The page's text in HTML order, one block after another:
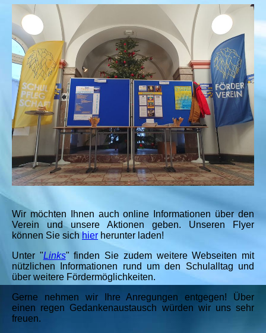
Wir möchten Ihnen auch online Informationen über den
Verein und unsere Aktionen geben. Unseren Flyer
können Sie sichhier herunter laden!
Unter "Links" finden Sie zudem weitere Webseiten mit
nützlichen Informationen rund um den Schulalltag und
über weitere Fördermöglichkeiten.
Gerne nehmen wir Ihre Anregungen entgegen! Über
einen regen Gedankenaustausch würden wir uns sehr
freuen.